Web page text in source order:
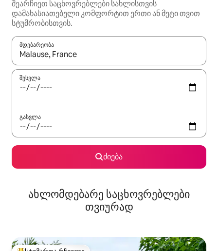
შეარჩიეთ საცხოვრებლები სახლისთვის
დამახასიათებელი კომფორტით ერთი ან მეტი თვით
სტუმრობისთვის.
მდებარეობა
როცა შედეგები ხელმისაწვდომი გახდება, ნავიგაციისთვის
შესვლა
გასვლა
ძიება
ახლომდებარე საცხოვრებლები
თვიურად